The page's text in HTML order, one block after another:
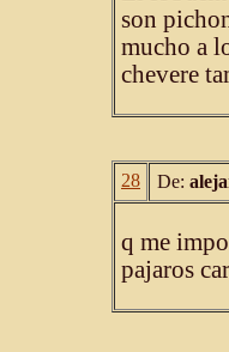
son
mucho a
chevere
28 De:
q me
pajaros